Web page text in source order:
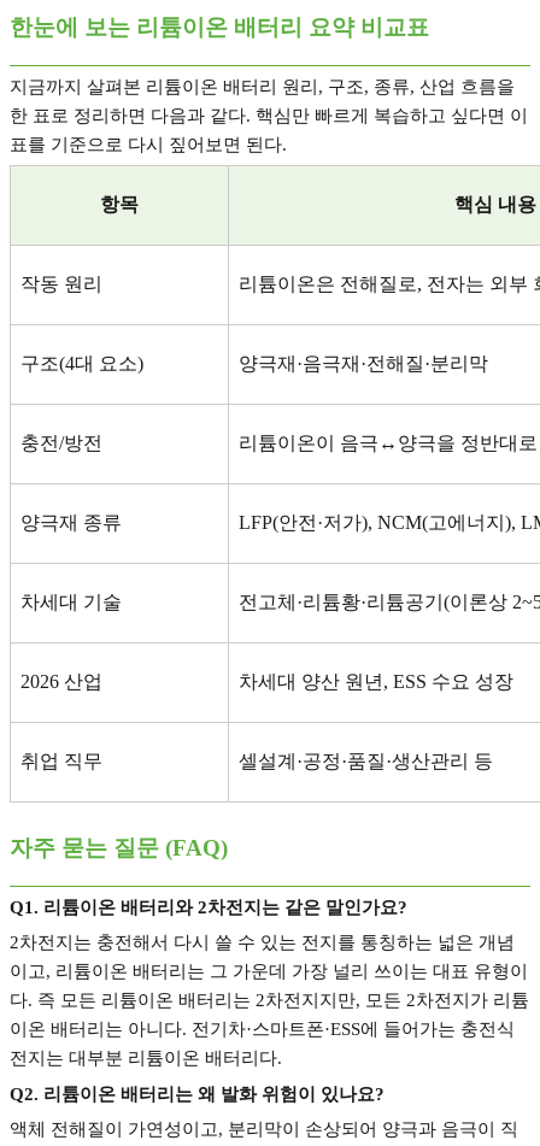
한눈에 보는 리튬이온 배터리 요약 비교표
지금까지 살펴본 리튬이온 배터리 원리 , 구조, 종류, 산업 흐름을
한 표로 정리하면 다음과 같다. 핵심만 빠르게 복습하고 싶다면 이
표를 기준으로 다시 짚어보면 된다.
항목 핵심 내용
작동 원리 리튬이온은 전해질로, 전자는 외부
구조(4대 요소) 양극재 ·음극재 ·전해질·분리막
충전/방전 리튬이온이 음극 ↔ 양극을 정반대
양극재 종류 LFP(안전 ·저가), NCM(고에너지 ),
차세대 기술 전고체 ·리튬황·리튬공기 (이론상
2026 산업 차세대 양산 원년 , ESS 수요 성장
취업 직무 셀설계 ·공정·품질·생산관리 등
자주 묻는 질문 (FAQ)
Q1. 리튬이온 배터리와2차전지는 같은 말인가요?
2차전지는 충전해서 다시 쓸 수 있는 전지를 통칭하는 넓은 개념
이고, 리튬이온 배터리는 그 가운데 가장 널리 쓰이는 대표 유형이
다. 즉 모든 리튬이온 배터리는 2차전지지만, 모든 2차전지가 리튬
이온 배터리는 아니다. 전기차·스마트폰·ESS에 들어가는 충전식
전지는 대부분 리튬이온 배터리다.
Q2. 리튬이온 배터리는 왜 발화 위험이 있나요?
액체 전해질이 가연성이고, 분리막이 손상되어 양극과 음극이 직